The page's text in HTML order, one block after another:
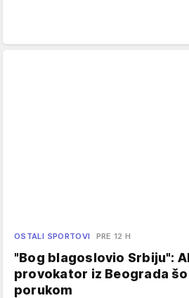
OSTALI SPORTOVI PRE 12 H
"Bog blagoslovio Srbiju":
provokator iz Beograda
porukom